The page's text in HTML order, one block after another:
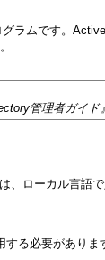
ラムです。
管理者ガイド』
、ローカル言語
る必要がありま